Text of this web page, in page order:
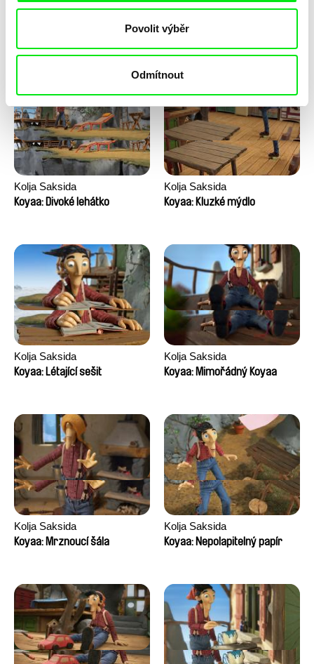
Povolit výběr
Odmítnout
Kočka a pták
Kolja Saksida
Koyaa: Divoké lehátko
Kolja Saksida
Koyaa: Kluzké mýdlo
Kolja Saksida
Koyaa: Létající sešit
Kolja Saksida
Koyaa: Mimořádný Koyaa
Kolja Saksida
Koyaa: Mrznoucí šála
Kolja Saksida
Koyaa: Nepolapitelný papír